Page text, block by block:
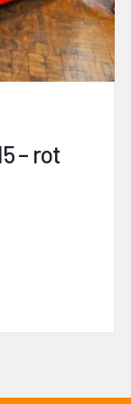
– rot